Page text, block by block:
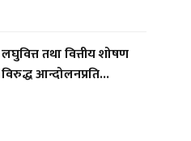
लघुवित्त तथा वित्तीय शोषण
विरुद्ध आन्दोलनप्रति...